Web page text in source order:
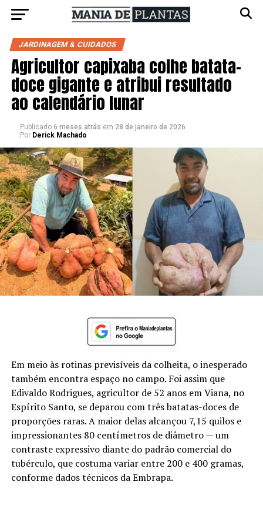
JARDINAGEM & CUIDADOS
Agricultor capixaba colhe batata-
doce gigante e atribui resultado
ao calendário lunar
Publicado 6 meses atrás em 28 de janeiro de 2026
Por Derick Machado
Em meio às rotinas previsíveis da colheita, o inesperado
também encontra espaço no campo. Foi assim que
Edivaldo Rodrigues, agricultor de 52 anos em Viana, no
Espírito Santo, se deparou com três batatas-doces de
proporções raras. A maior delas alcançou 7,15 quilos e
impressionantes 80 centímetros de diâmetro — um
contraste expressivo diante do padrão comercial do
tubérculo, que costuma variar entre 200 e 400 gramas,
conforme dados técnicos da Embrapa.